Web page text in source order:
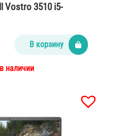
Vostro 3510 i5-
В корзину
наличии